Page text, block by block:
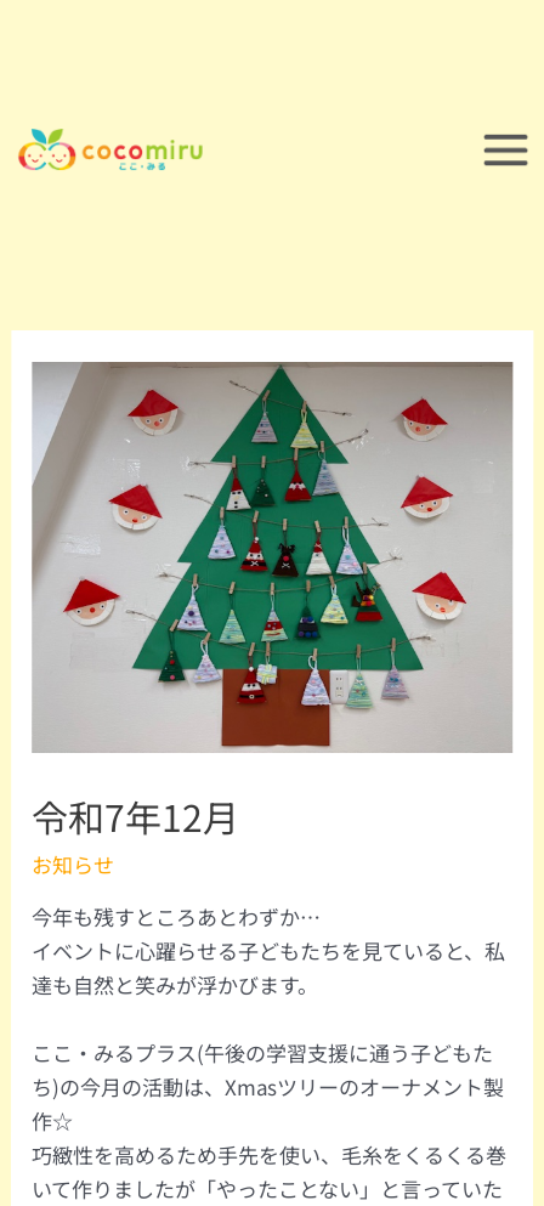
令和7年12月
お知らせ
今年も残すところあとわずか…
イベントに心躍らせる子どもたちを見ていると、私
達も自然と笑みが浮かびます。
ここ・みるプラス(午後の学習支援に通う子どもた
ち)の今月の活動は、Xmasツリーのオーナメント製
作☆
巧緻性を高めるため手先を使い、毛糸をくるくる巻
いて作りましたが「やったことない」と言っていた